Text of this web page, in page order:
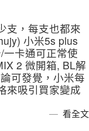
支，每支也都來
小米5s plus
卡通可正常使
2 微開箱, BL解
可發覺，小米每
來吸引買家變成
看全文